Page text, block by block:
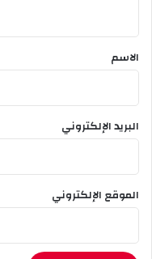
*
الاسم
البريد الإلكتروني
الموقع الإلكتروني